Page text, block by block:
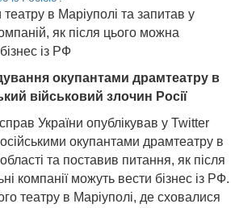
в Маріуполі та запитав у
як після цього можна
із РФ
окупантами драмтеатру в
військовий злочин Росії
України опублікував у Twitter
окупантами драмтеатру в
та поставив питання, як після
компанії можуть вести бізнес із РФ.
театру в Маріуполі, де сховалися